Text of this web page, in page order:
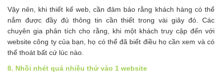
Vậy nên, khi thiết kế web, cần đảm bảo rằng khách hàng có thể
nắm được đầy đủ thông tin cần thiết trong vài giây đó. Các
chuyên gia phân tích cho rằng, khi một khách truy cập đến với
website công ty của bạn, họ có thể đã biết điều họ cần xem và có
thể thoát bất cứ lúc nào.
8. Nhồi nhét quá nhiều thứ vào 1 website